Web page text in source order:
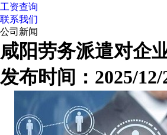
工资查询
联系我们
公司新闻
咸阳劳务派遣对企
发布时间：2025/12/